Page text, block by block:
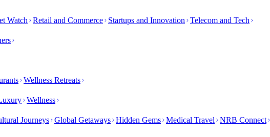
Watch Retail and Commerce Startups and Innovation Telecom and Tech
Wellness Retreats
Wellness
Journeys Global Getaways Hidden Gems Medical Travel NRB Connect